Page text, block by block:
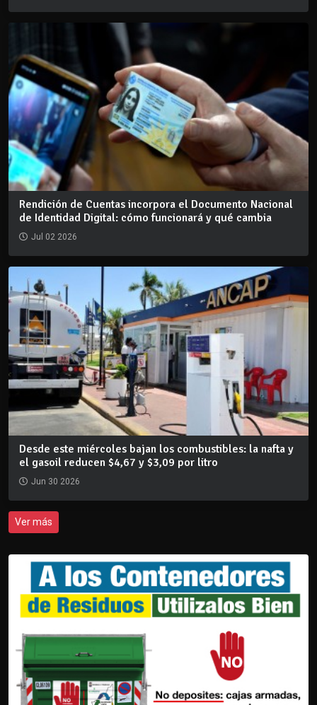
Rendición de Cuentas incorpora el Documento Nacional
de Identidad Digital: cómo funcionará y qué cambia
Jul 02 2026
Desde este miércoles bajan los combustibles: la nafta y
el gasoil reducen $4,67 y $3,09 por litro
Jun 30 2026
Ver más